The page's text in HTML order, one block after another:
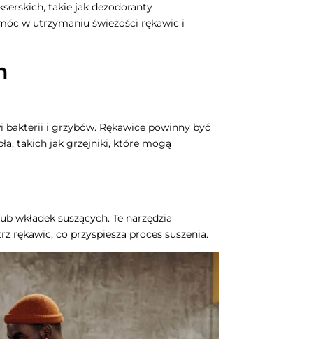
takie jak dezodoranty
w utrzymaniu świeżości rękawic i
bakterii i grzybów. Rękawice powinny być
takich jak grzejniki, które mogą
wkładek suszących. Te narzędzia
rękawic, co przyspiesza proces suszenia.